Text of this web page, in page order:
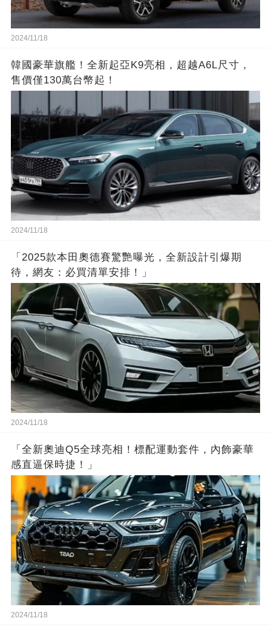
2024/11/18
韓國豪華旗艦！全新起亞K9亮相，超越A6L尺寸，
售價僅130萬台幣起！
2024/11/18
「2025款本田奧德賽驚艷曝光，全新設計引爆期
待，網友：必買清單安排！」
2024/11/18
「全新奧迪Q5全球亮相！標配運動套件，內飾豪華
感直逼保時捷！」
2024/11/18